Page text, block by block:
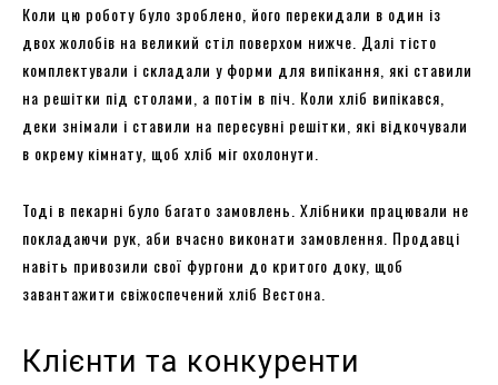
Коли цю роботу було зроблено, його перекидали в один із
двох жолобів на великий стіл поверхом нижче. Далі тісто
комплектували і складали у форми для випікання, які ставили
на решітки під столами, а потім в піч. Коли хліб випікався,
деки знімали і ставили на пересувні решітки, які відкочували
в окрему кімнату, щоб хліб міг охолонути.
Тоді в пекарні було багато замовлень. Хлібники працювали не
покладаючи рук, аби вчасно виконати замовлення. Продавці
навіть привозили свої фургони до критого доку, щоб
завантажити свіжоспечений хліб Вестона.
Клієнти та конкуренти